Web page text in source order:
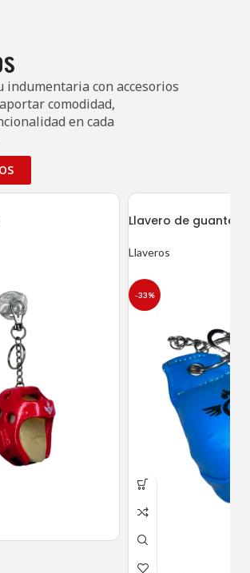
indumentaria con accesorios
comodidad,
en cada
-33%
Llavero de guantes
Llaveros